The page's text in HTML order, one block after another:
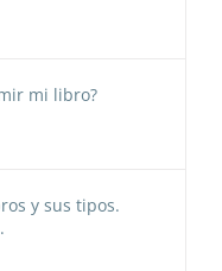
mi libro?
y sus tipos.